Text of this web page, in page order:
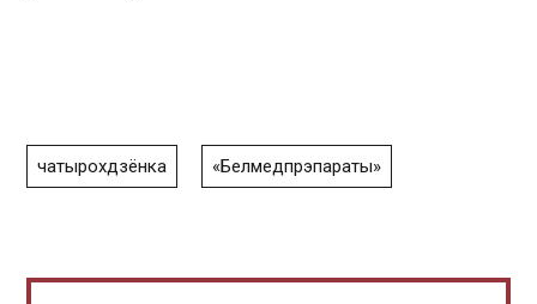
чатырохдзёнка «Белмедпрэпараты»